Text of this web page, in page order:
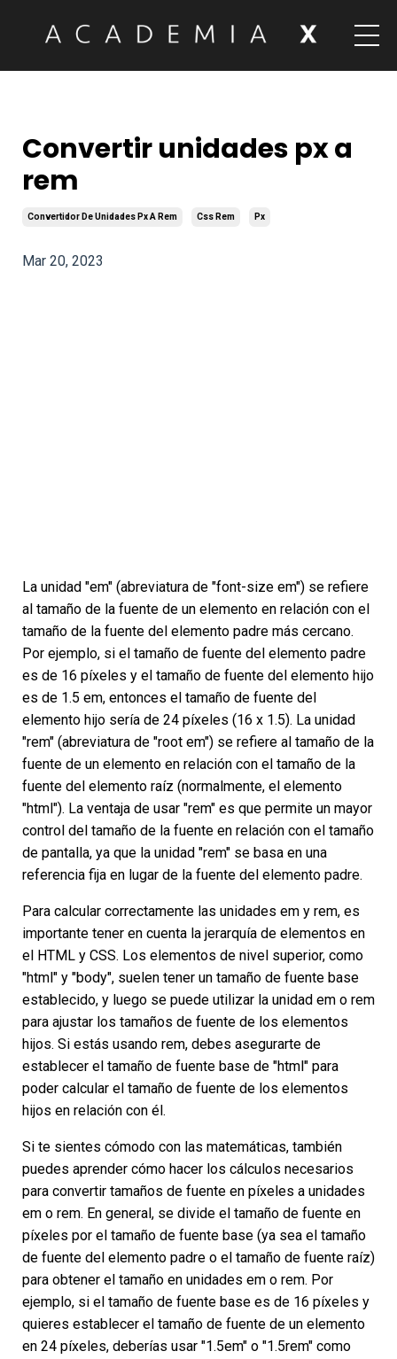
Convertir unidades px a
rem
Convertidor De Unidades Px A Rem Css Rem Px
Mar 20, 2023
La unidad "em" (abreviatura de "font-size em") se refiere
al tamaño de la fuente de un elemento en relación con el
tamaño de la fuente del elemento padre más cercano.
Por ejemplo, si el tamaño de fuente del elemento padre
es de 16 píxeles y el tamaño de fuente del elemento hijo
es de 1.5 em, entonces el tamaño de fuente del
elemento hijo sería de 24 píxeles (16 x 1.5). La unidad
"rem" (abreviatura de "root em") se refiere al tamaño de la
fuente de un elemento en relación con el tamaño de la
fuente del elemento raíz (normalmente, el elemento
"html"). La ventaja de usar "rem" es que permite un mayor
control del tamaño de la fuente en relación con el tamaño
de pantalla, ya que la unidad "rem" se basa en una
referencia fija en lugar de la fuente del elemento padre.
Para calcular correctamente las unidades em y rem, es
importante tener en cuenta la jerarquía de elementos en
el HTML y CSS. Los elementos de nivel superior, como
"html" y "body", suelen tener un tamaño de fuente base
establecido, y luego se puede utilizar la unidad em o rem
para ajustar los tamaños de fuente de los elementos
hijos. Si estás usando rem, debes asegurarte de
establecer el tamaño de fuente base de "html" para
poder calcular el tamaño de fuente de los elementos
hijos en relación con él.
Si te sientes cómodo con las matemáticas, también
puedes aprender cómo hacer los cálculos necesarios
para convertir tamaños de fuente en píxeles a unidades
em o rem. En general, se divide el tamaño de fuente en
píxeles por el tamaño de fuente base (ya sea el tamaño
de fuente del elemento padre o el tamaño de fuente raíz)
para obtener el tamaño en unidades em o rem. Por
ejemplo, si el tamaño de fuente base es de 16 píxeles y
quieres establecer el tamaño de fuente de un elemento
en 24 píxeles, deberías usar "1.5em" o "1.5rem" como